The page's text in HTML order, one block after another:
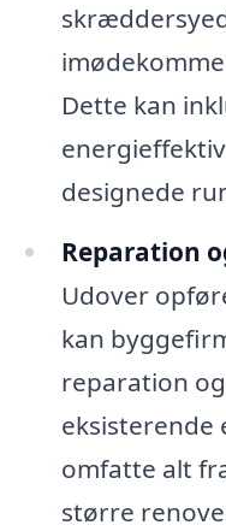
Dette kan
designede
Reparation
Udover
kan
reparation
eksisterende
omfatte alt
større